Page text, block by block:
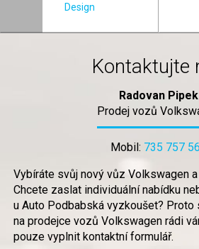
Design
Kontaktujte
Radovan Pipek
Prodej vozů
Mobil: 735 757
Vybíráte svůj nový vůz Volkswagen
Chcete zaslat individuální nabídku
u Auto Podbabská vyzkoušet? Proto
na prodejce vozů Volkswagen rádi
pouze vyplnit kontaktní formulář.